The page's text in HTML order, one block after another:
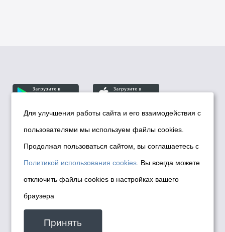
© Департамент информационной политики мэрии
города Новосибирска, 2026
Политика использования Cookies
Политика по обработке персональных
данных в информационных системах
мэрии города Новосибирска
Техническая поддержка сайта -
malinchukvl@mail.ru
Для улучшения работы сайта и его взаимодействия с
пользователями мы используем файлы cookies.
Продолжая пользоваться сайтом, вы соглашаетесь с
Политикой использования cookies . Вы всегда можете
отключить файлы cookies в настройках вашего
браузера
Принять